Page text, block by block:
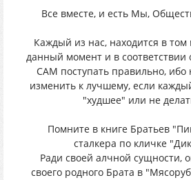
Все вместе, и есть Мы,
Каждый из нас, находится в том
данный момент и в соответствии
САМ поступать правильно, ибо
изменить к лучшему, если
"худшее" или не
Помните в книге Братьев
сталкера по кличке
Ради своей алчной сущности,
своего родного Брата в